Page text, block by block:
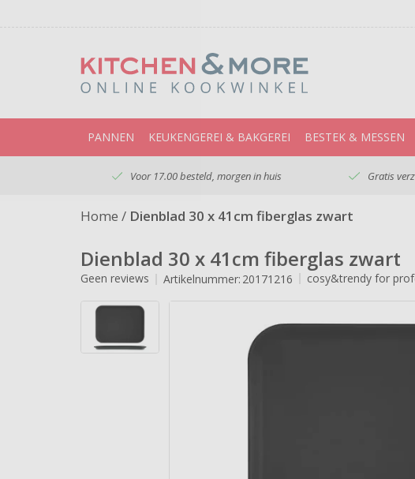
PANNEN KEUKENGEREI & BAKGEREI BESTEK & MESSEN
Voor 17.00 besteld, morgen in huis Gratis
Home / Dienblad 30 x 41cm fiberglas zwart
Dienblad 30 x 41cm fiberglas zwart
Geen reviews Artikelnummer: 20171216
cosy&trendy for